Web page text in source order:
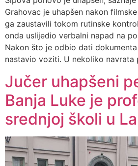
Grahovac je uhapšen nakon
ga zaustavili tokom rutinske
onda uslijedio verbalni napad na
Nakon što je odbio dati
nastavio voziti. U nekoliko
Jučer uhapšeni
Banja Luke je
srednjoj školi u